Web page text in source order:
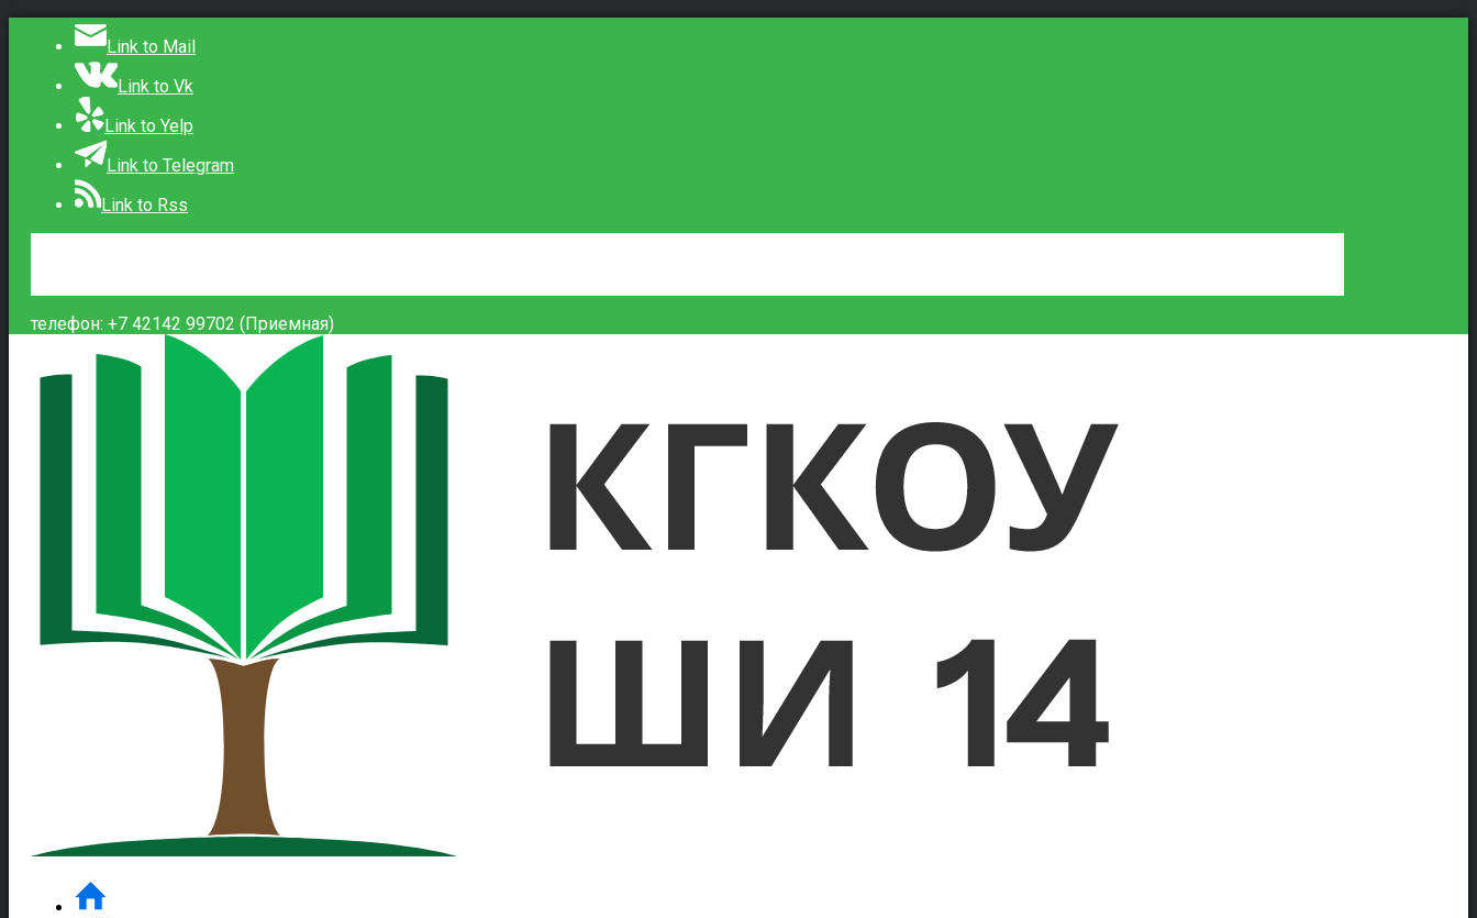
Link to Mail
Link to Vk
Link to Yelp
Link to Telegram
Link to Rss
телефон: +7 42142 99702 (Приемная)